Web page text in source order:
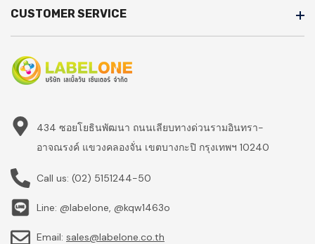
CUSTOMER SERVICE
434 ซอยโยธินพัฒนา ถนนเลียบทางด่วนรามอินทรา-
อาจณรงค์ แขวงคลองจั่น เขตบางกะปิ กรุงเทพฯ 10240
Call us: (02) 5151244-50
Line: @labelone, @kqw1463o
Email: sales@labelone.co.th